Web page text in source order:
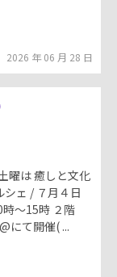
2026 年 06 月 28 日
曜は 癒しと文化
シェ / ７月４日
～15時 ２階
にて開催( ...